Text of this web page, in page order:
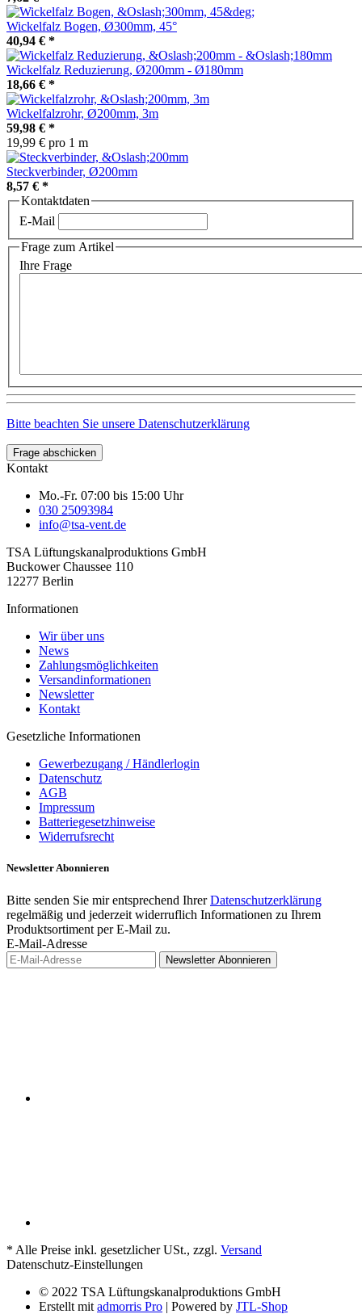
Wickelfalz Bogen, Ø300mm, 45°
40,94 € *
Wickelfalz Reduzierung, Ø200mm - Ø180mm
18,66 € *
Wickelfalzrohr, Ø200mm, 3m
59,98 € *
19,99 € pro 1 m
Steckverbinder, Ø200mm
8,57 € *
Kontaktdaten
E-Mail
Frage zum Artikel
Ihre Frage
Bitte beachten Sie unsere Datenschutzerklärung
Frage abschicken
Kontakt
Mo.-Fr. 07:00 bis 15:00 Uhr
030 25093984
info@tsa-vent.de
TSA Lüftungskanal­produktions GmbH
Buckower Chaussee 110
12277 Berlin
Informationen
Wir über uns
News
Zahlungsmöglichkeiten
Versandinformationen
Newsletter
Kontakt
Gesetzliche Informationen
Gewerbezugang / Händlerlogin
Datenschutz
AGB
Impressum
Batteriegesetzhinweise
Widerrufsrecht
NewsletterAbonnieren
Bitte senden Sie mir entsprechend IhrerDatenschutzerklärung
regelmäßig und jederzeit widerruflich Informationen zu Ihrem
Produktsortiment per E-Mail zu.
E-Mail-Adresse
Newsletter Abonnieren
* Alle Preise inkl. gesetzlicher USt., zzgl. Versand
Datenschutz-Einstellungen
© 2022 TSA Lüftungskanalproduktions GmbH
Erstellt mit admorris Pro | Powered by JTL-Shop